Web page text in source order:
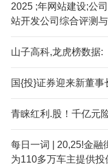
2025 ;年网站建设;公
站开发公司综合评测
山子高科,龙虎榜数据:
国{投}证券迎来新董
青睐红利.股！千亿元
每日一词 | 20,25!金融
为110多万车主提供投